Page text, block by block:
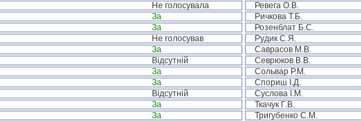
Не голосувала Ревега О.В.
За Ричкова Т.Б.
За Розенблат Б.С.
Не голосував Рудик С.Я.
За Саврасов М.В.
Відсутній Севрюков В.В.
За Сольвар Р.М.
За Спориш І.Д.
Відсутній Суслова І.М.
За Ткачук Г.В.
За Тригубенко С.М.